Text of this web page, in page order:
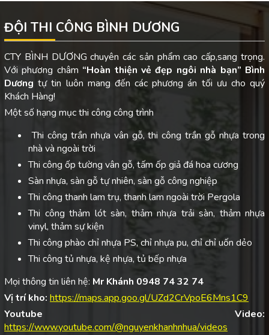
ĐỘI THI CÔNG BÌNH DƯƠNG
CTY BÌNH DƯƠNG chuyên các sản phẩm cao cấp,sang trọng.
Với phương châm “Hoàn thiện vẻ đẹp ngôi nhà bạn” Bình
Dươngtự tin luôn mang đến các phương án tối ưu cho quý
Khách Hàng!
Một số hạng mục thi công công trình
Thi công trần nhựa vân gỗ, thi công trần gỗ nhựa trong
nhà và ngoài trời
Thi công ốp tường vân gỗ, tấm ốp giả đá hoa cương
Sàn nhựa, sàn gỗ tự nhiên, sàn gỗ công nghiệp
Thi công thanh lam trụ, thanh lam ngoài trời Pergola
Thi công thảm lót sàn, thảm nhựa trải sàn, thảm nhựa
vinyl, thảm sự kiện
Thi công phào chỉ nhựa PS, chỉ nhựa pu, chỉ chỉ uốn dẻo
Thi công tủ nhựa, kệ nhựa, tủ bếp nhựa
Mọi thông tin liên hệ: Mr Khánh 0948 74 32 74
Vị trí kho: https://maps.app.goo.gl/UZd2CrVpoE6Mns1C9
Youtube Video:
https://www.youtube.com/@nguyenkhanhnhua/videos